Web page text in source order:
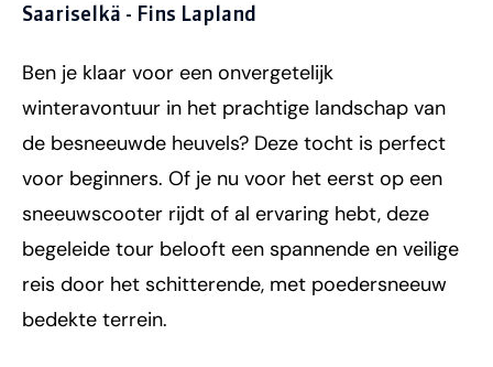
Saariselkä - Fins Lapland
Ben je klaar voor een onvergetelijk
winteravontuur in het prachtige landschap van
de besneeuwde heuvels? Deze tocht is perfect
voor beginners. Of je nu voor het eerst op een
sneeuwscooter rijdt of al ervaring hebt, deze
begeleide tour belooft een spannende en veilige
reis door het schitterende, met poedersneeuw
bedekte terrein.